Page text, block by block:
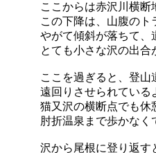
ここからは赤沢川横
この下降は、山腹の
やがて傾斜が落ちて、
とても小さな沢の出
ここを過ぎると、登
遠回りさせられている
猫又沢の横断点でも休
肘折温泉まで歩かな
沢から尾根に登り返す